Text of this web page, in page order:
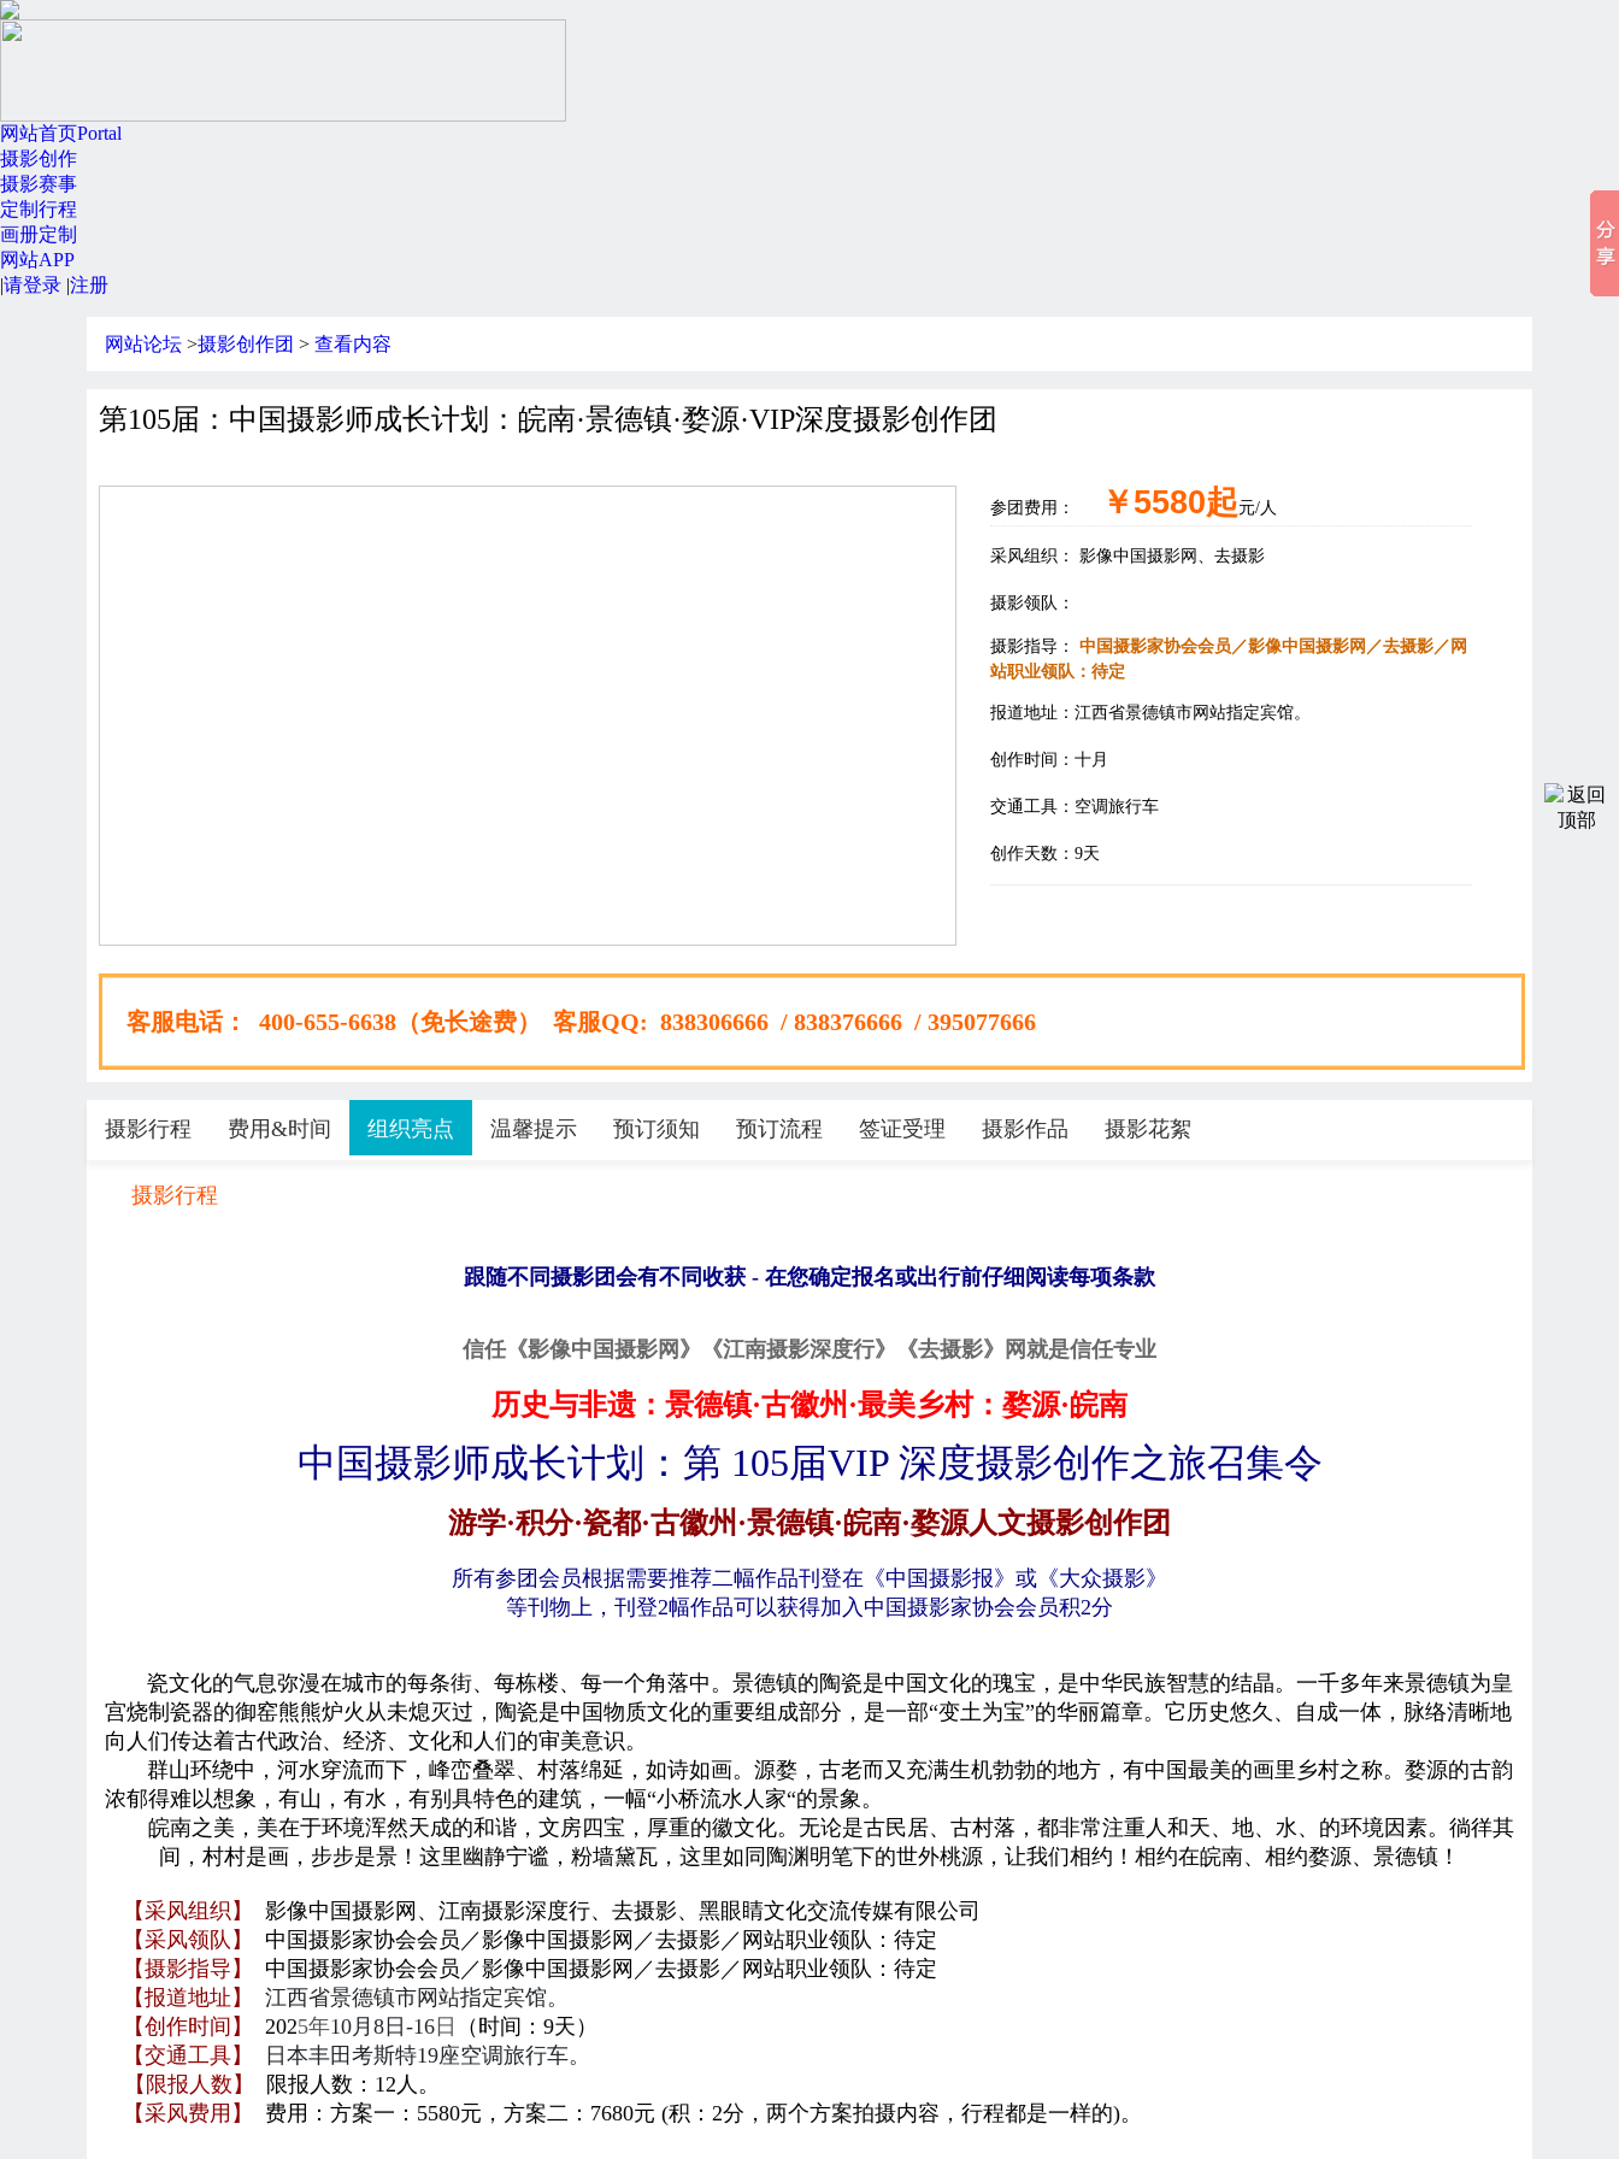
网站首页Portal
摄影创作
摄影赛事
定制行程
画册定制
网站APP
|请登录 |注册
网站论坛 >摄影创作团 > 查看内容
第105届：中国摄影师成长计划：皖南·景德镇·婺源·VIP深度摄影创作团
参团费用： ￥5580起元/人
采风组织： 影像中国摄影网、去摄影
摄影领队：
摄影指导： 中国摄影家协会会员／影像中国摄影网／去摄影／网
站职业领队：待定
报道地址： 江西省景德镇市网站指定宾馆。
创作时间： 十月
交通工具： 空调旅行车
创作天数： 9天
客服电话： 400-655-6638（免长途费） 客服QQ: 838306666 / 838376666 / 395077666
摄影行程 费用&时间 组织亮点 温馨提示 预订须知 预订流程 签证受理 摄影作品 摄影花絮
摄影行程
跟随不同摄影团会有不同收获 - 在您确定报名或出行前仔细阅读每项条款
信任《影像中国摄影网》 《江南摄影深度行》 《去摄影》 网就是信任专业
历史与非遗： 景德镇·古徽州 ·最美乡村：婺源·皖南
中国摄影师成长计划： 第 105届VIP 深度摄影创作之旅召集令
游学·积分·瓷都·古徽州 ·景德镇·皖南·婺源人文摄影创作团
所有参团会员根据需要推荐二幅作品刊登在《中国摄影报》 或《大众摄影》
等刊物上 ， 刊登2幅作品可以获得加入 中国摄影家协会会员积2分
瓷文化的气息弥漫在城市的每条街、每栋楼、每一个角落中。 景德镇的陶瓷是中国文化的瑰宝，是中华民族智慧的结晶。 一千多年来景德镇为皇
宫烧制瓷器的御窑熊熊炉火从未熄灭过，陶瓷是中国物质文化的重要组成部分，是一部“变土为宝”的华丽篇章。它历史悠久、自成一体，脉络清晰地
向人们传达着古代政治、经济、文化和人们的审美意识。
群山环绕中，河水穿流而下，峰峦叠翠、村落绵延，如诗如画。 源婺，古老而又充满生机勃勃的地方 ，有中国最美的画里乡村之称。婺源的古韵
浓郁得难以想象 ， 有山，有水，有别具特色的建筑 ， 一幅“小桥流水人家“的景象。
皖南之美，美在于环境浑然天成的和谐，文房四宝，厚重的徽文化。无论是古民居、古村落，都非常注重人和天、地、水、的环境因素。徜徉其
间，村村是画，步步是景！这里幽静宁谧，粉墙黛瓦，这里如同陶渊明笔下的世外桃源，让我们相约！相约在皖南、相约婺源、 景德镇 ！
【采风组织】 影像中国摄影网、 江南摄影深度行、 去摄影、 黑眼睛文化交流传媒有限公司
【采风领队】 中国摄影家协会会员／影像中国摄影网／去摄影／ 网站职业领队 ： 待定
【摄影指导】 中国摄影家协会会员／影像中国摄影网／去摄影／ 网站职业领队 ： 待定
【报道地址】 江西省景德镇市网站指定宾馆。
【创作时间】 2025年10月8日-16 日
（时间：9天）
【交通工具】
日本丰田考斯特19座空调旅行车。
【限报人数】
限报人数：12人。
【采风费用】 费用： 方案一：5580元 ，方案二：7680元 (积：2分，两个方案拍摄内容，行程都是一样的)。